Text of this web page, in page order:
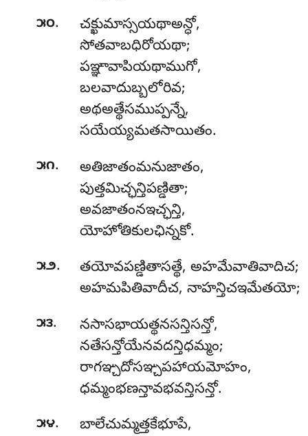
౫౦.
చక్ఖుమాస్సయథాఅన్ధో,
సోతవాబధిరోయథా;
పఞ్ఞావాపియథాముగో,
బలవాదుబ్బలోరివ;
అథఅత్థేసముప్పన్నే,
సయేయ్యమతసాయితం.
౫౧.
అతిజాతంమనుజాతం,
పుత్తమిచ్ఛన్తిపణ్డితా;
అవజాతంనఇచ్ఛన్తి,
యోహోతికులఛిన్నకో.
౫౨. తయోవపణ్డితాసత్థే, అహమేవాతివాదిచ;
అహమపితివాదీచ, నాహన్తిచఇమేతయో;
౫౩.
నసాసభాయత్థనసన్తిసన్తో,
నతేసన్తోయేనవదన్తిధమ్మం;
రాగఞ్చదోసఞ్చపహాయమోహం,
ధమ్మంభణన్తావభవన్తిసన్తో.
౫౪. బాలేచుమ్మత్తకేభూపే,